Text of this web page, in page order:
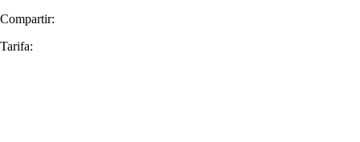
Compartir:
Tarifa: